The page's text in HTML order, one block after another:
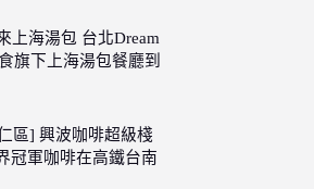
上海湯包 台北Dream
旗下上海湯包餐廳到
區] 興波咖啡超級棧
冠軍咖啡在高鐵台南